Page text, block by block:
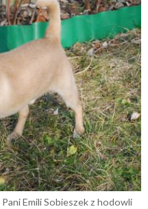
Emili Sobieszek z hodowli